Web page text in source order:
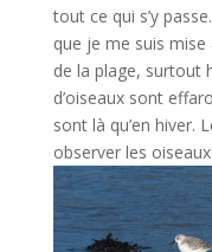
tout ce qui s’y
que je me suis
de la plage, surtout
d’oiseaux sont
sont là qu’en hiver.
observer les